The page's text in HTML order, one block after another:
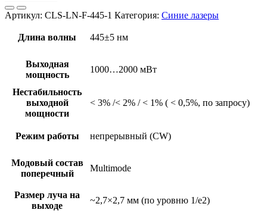
Артикул: CLS-LN-F-445-1 Категория: Синие лазеры
Длина волны 445±5 нм
Выходная
мощность
1000…2000 мВт
Нестабильность
выходной
мощности
< 3% /< 2% / < 1% ( < 0,5%, по запросу)
Режим работы непрерывный (CW)
Модовый состав
поперечный
Multimode
Размер луча на
выходе
~2,7×2,7 мм (по уровню 1/e2)